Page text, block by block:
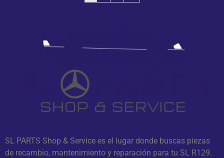
SL PARTS Shop & Service es el lugar donde buscas piezas
de recambio, mantenimiento y reparación para tu SL R129.